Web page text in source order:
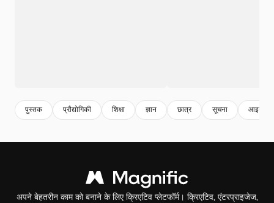
पुस्तक प्रौद्योगिकी शिक्षा ज्ञान छात्र सूचना
अपने बेहतरीन काम को बनाने के लिए क्रिएटिव प्लेटफॉर्म। क्रिएटिव, एंटरप्राइजेज,